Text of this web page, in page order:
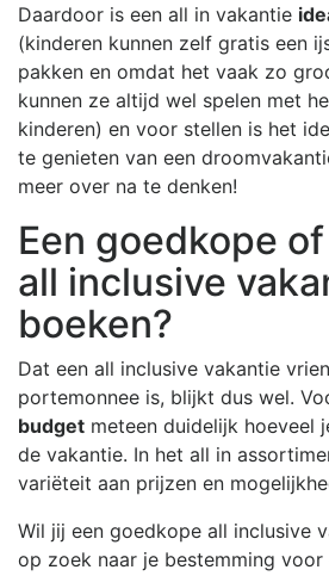
Daardoor is een all in vakantie
(kinderen kunnen zelf gratis een
pakken en omdat het vaak zo
kunnen ze altijd wel spelen met
kinderen) en voor stellen is het
te genieten van een
meer over na te denken!
Een goedkope
all inclusive
boeken?
Dat een all inclusive vakantie
portemonnee is, blijkt dus wel.
budget meteen duidelijk hoeveel
de vakantie. In het all in
variëteit aan prijzen en
Wil jij een goedkope all inclusive
op zoek naar je bestemming